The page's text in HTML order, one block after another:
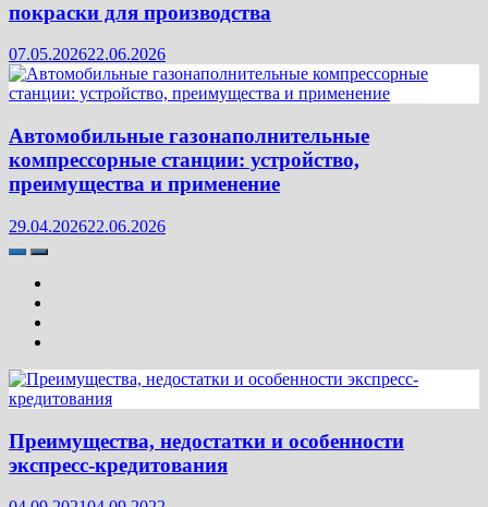
покраски для производства
07.05.202622.06.2026
Автомобильные газонаполнительные
компрессорные станции: устройство,
преимущества и применение
29.04.202622.06.2026
Преимущества, недостатки и особенности
экспресс-кредитования